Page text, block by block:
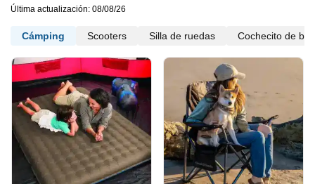
Última actualización: 08/08/26
Cámping Scooters Silla de ruedas Cochecito de